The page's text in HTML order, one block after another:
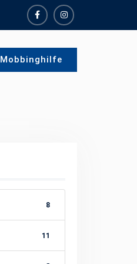
facebookinstagram
Mobbinghilfe
8
11